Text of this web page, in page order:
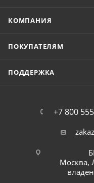
КОМПАНИЯ
ПОКУПАТЕЛЯМ
ПОДДЕРЖКА
+7 800
Москва,